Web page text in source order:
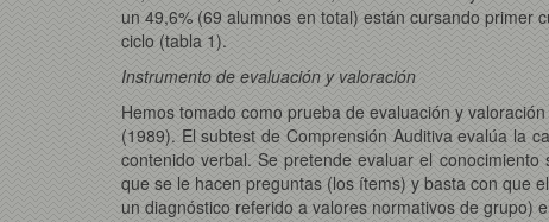
un 49,6% (69 alumnos en total) están cursando primer
ciclo (tabla 1).
Instrumento de evaluación y valoración
Hemos tomado como prueba de evaluación y
(1989). El subtest de Comprensión Auditiva evalúa la
contenido verbal. Se pretende evaluar el
que se le hacen preguntas (los ítems) y basta con que
un diagnóstico referido a valores normativos de grupo)